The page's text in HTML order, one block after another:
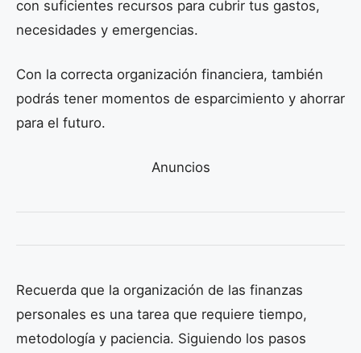
con suficientes recursos para cubrir tus gastos,
necesidades y emergencias.
Con la correcta organización financiera, también
podrás tener momentos de esparcimiento y ahorrar
para el futuro.
Anuncios
Recuerda que la organización de las finanzas
personales es una tarea que requiere tiempo,
metodología y paciencia. Siguiendo los pasos